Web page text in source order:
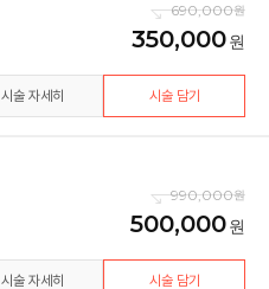
690,000
350,000
시술 자세히 시술 담기
990,000
500,000
시술 자세히 시술 담기